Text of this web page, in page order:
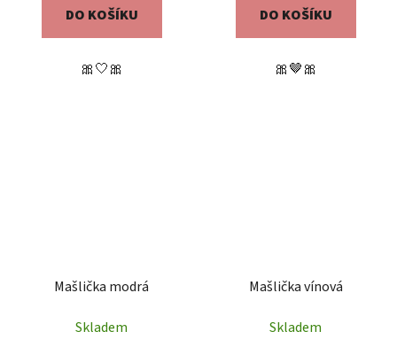
DO KOŠÍKU
🎀🤍🎀
DO KOŠÍKU
🎀🤎🎀
Mašlička modrá
Skladem
Mašlička vínová
Skladem